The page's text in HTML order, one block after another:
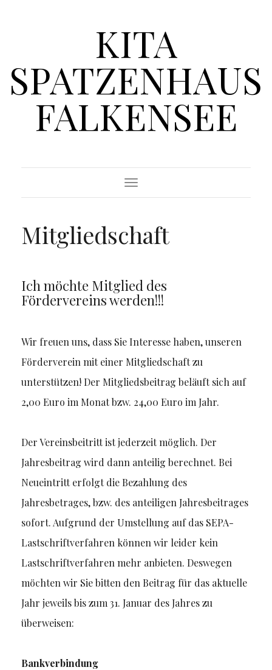
KITA
SPATZENHAUS
FALKENSEE
Toggle Navigation
Mitgliedschaft
Ich möchte Mitglied des
Fördervereins werden!!!
Wir freuen uns, dass Sie Interesse haben, unseren
Förderverein mit einer Mitgliedschaft zu
unterstützen! Der Mitgliedsbeitrag beläuft sich auf
2,00 Euro im Monat bzw. 24,00 Euro im Jahr.
Der Vereinsbeitritt ist jederzeit möglich. Der
Jahresbeitrag wird dann anteilig berechnet. Bei
Neueintritt erfolgt die Bezahlung des
Jahresbetrages, bzw. des anteiligen Jahresbeitrages
sofort. Aufgrund der Umstellung auf das SEPA-
Lastschriftverfahren können wir leider kein
Lastschriftverfahren mehr anbieten. Deswegen
möchten wir Sie bitten den Beitrag für das aktuelle
Jahr jeweils bis zum 31. Januar des Jahres zu
überweisen:
Bankverbindung